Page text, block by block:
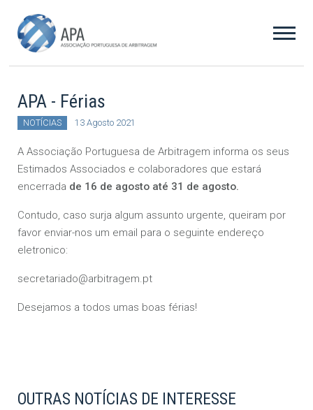
APA - Férias
NOTÍCIAS 13 Agosto 2021
A Associação Portuguesa de Arbitragem informa os seus
Estimados Associados e colaboradores que estará
encerrada de 16 de agosto até 31 de agosto.
Contudo, caso surja algum assunto urgente, queiram por
favor enviar-nos um email para o seguinte endereço
eletronico:
secretariado@arbitragem.pt
Desejamos a todos umas boas férias!
OUTRAS NOTÍCIAS DE INTERESSE